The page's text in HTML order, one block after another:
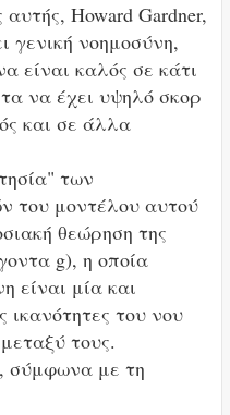
Howard Gardner,
γενική νοημοσύνη,
είναι καλός σε κάτι
να έχει υψηλό σκορ
και σε άλλα
των
του μοντέλου αυτού
θεώρηση της
g), η οποία
είναι μία και
ικανότητες του νου
τους.
σύμφωνα με τη